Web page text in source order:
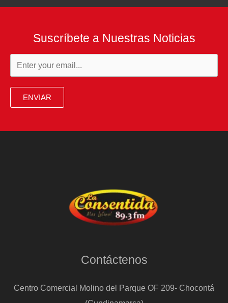
Suscríbete a Nuestras Noticias
ENVIAR
Contáctenos
Centro Comercial Molino del Parque OF 209- Chocontá